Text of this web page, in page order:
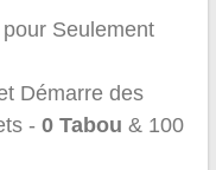
Seulement
Démarre des
- 0 Tabou & 100